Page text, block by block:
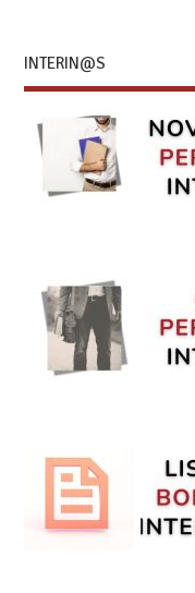
INTERIN@S